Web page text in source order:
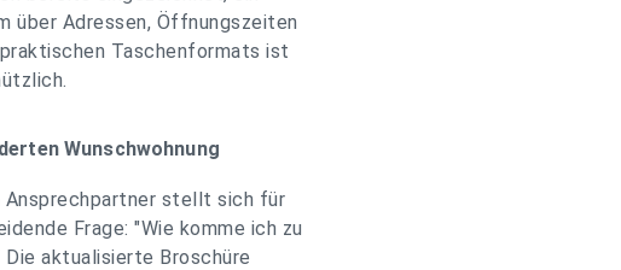
über Adressen, Öffnungszeiten
Taschenformats ist
Wunschwohnung
Ansprechpartner stellt sich für
Frage: "Wie komme ich zu
aktualisierte Broschüre